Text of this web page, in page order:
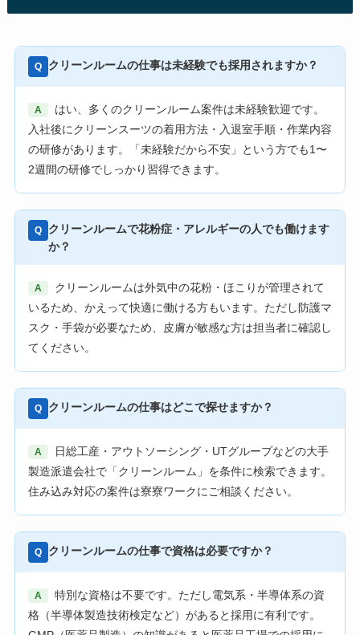
Q クリーンルームの仕事は未経験でも採用されますか？
A
はい、多くのクリーンルーム案件は未経験歓迎です。
入社後にクリーンスーツの着用方法・入退室手順・作業内容
の研修があります。「未経験だから不安」という方でも1〜
2週間の研修でしっかり習得できます。
Q
クリーンルームで花粉症・アレルギーの人でも働けます
か？
A
クリーンルームは外気中の花粉・ほこりが管理されて
いるため、かえって快適に働ける方もいます。ただし防護マ
スク・手袋が必要なため、皮膚が敏感な方は担当者に確認し
てください。
Q クリーンルームの仕事はどこで探せますか？
A
日総工産・アウトソーシング・UTグループなどの大手
製造派遣会社で「クリーンルーム」を条件に検索できます。
住み込み対応の案件は寮寮ワークにご相談ください。
Q クリーンルームの仕事で資格は必要ですか？
A
特別な資格は不要です。ただし電気系・半導体系の資
格（半導体製造技術検定など）があると採用に有利です。